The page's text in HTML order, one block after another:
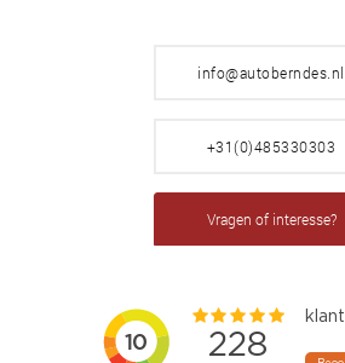
info@autoberndes.nl
+31(0)485330303
Vragen of interesse?